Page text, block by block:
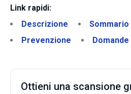
Link rapidi:
Descrizione
Sommario
Prevenzione
Ottieni una scansione